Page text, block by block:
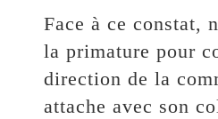
Face à ce constat,
la primature pour
direction de la
attache avec son